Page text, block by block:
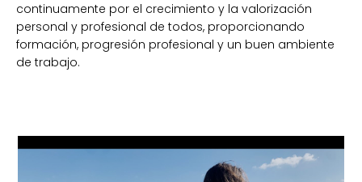
continuamente por el crecimiento y la valorización
personal y profesional de todos, proporcionando
formación, progresión profesional y un buen ambiente
de trabajo.